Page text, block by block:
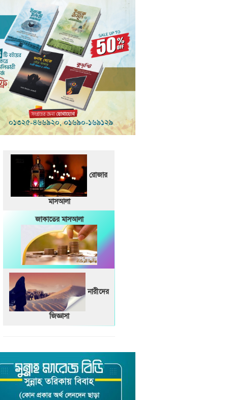
রোজার
মাসআলা
জাকাতের মাসআলা
নারীদের
জিজ্ঞাসা